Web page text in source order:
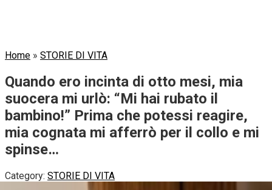
Home » STORIE DI VITA
Quando ero incinta di otto mesi, mia
suocera mi urlò: “Mi hai rubato il
bambino!” Prima che potessi reagire,
mia cognata mi afferrò per il collo e mi
spinse…
Category: STORIE DI VITA